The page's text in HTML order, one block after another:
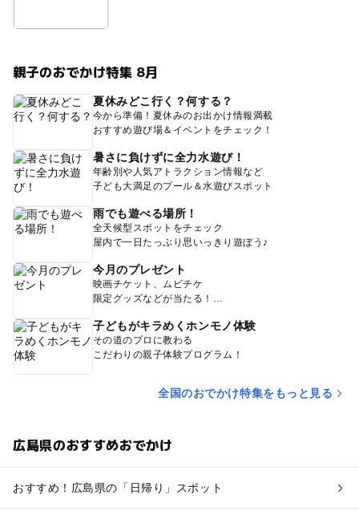
親子のおでかけ特集 8月
夏休みどこ行く？何する？
今から準備！夏休みのお出かけ情報満載
おすすめ遊び場＆イベントをチェック！
暑さに負けずに全力水遊び！
年齢別や人気アトラクション情報など
子ども大満足のプール＆水遊びスポット
雨でも遊べる場所！
全天候型スポットをチェック
屋内で一日たっぷり思いっきり遊ぼう♪
今月のプレゼント
映画チケット、ムビチケ
限定グッズなどが当たる！
子どもがキラめくホンモノ体験
その道のプロに教わる
こだわりの親子体験プログラム！
全国のおでかけ特集をもっと見る
広島県のおすすめおでかけ
おすすめ！広島県の「日帰り」スポット